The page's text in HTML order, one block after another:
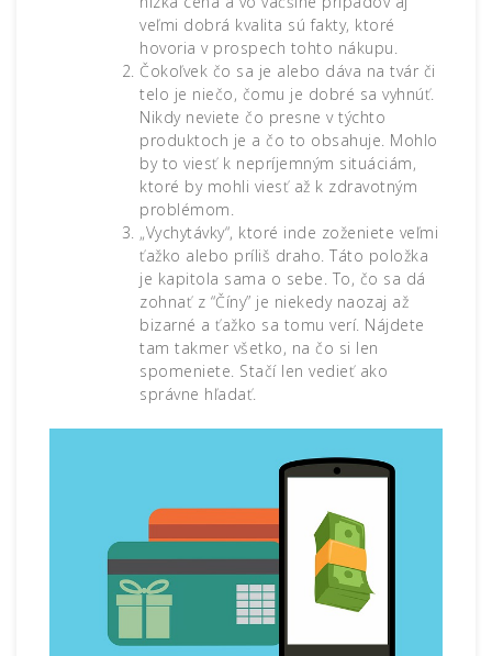
veľmi dobrá kvalita sú fakty, ktoré
hovoria v prospech tohto nákupu.
Čokoľvek čo sa je alebo dáva na tvár či
telo je niečo, čomu je dobré sa vyhnúť.
Nikdy neviete čo presne v týchto
produktoch je a čo to obsahuje. Mohlo
by to viesť k nepríjemným situáciám,
ktoré by mohli viesť až k zdravotným
problémom.
„Vychytávky“, ktoré inde zoženiete veľmi
ťažko alebo príliš draho. Táto položka
je kapitola sama o sebe. To, čo sa dá
zohnať z “Číny” je niekedy naozaj až
bizarné a ťažko sa tomu verí. Nájdete
tam takmer všetko, na čo si len
spomeniete. Stačí len vedieť ako
správne hľadať.